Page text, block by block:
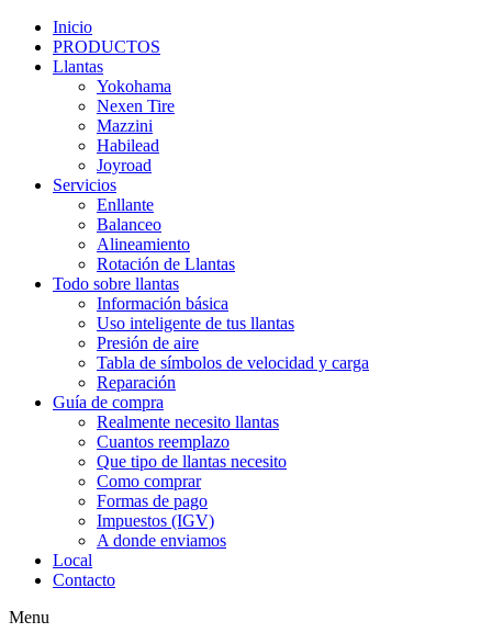
Inicio
PRODUCTOS
Llantas
Yokohama
Nexen Tire
Mazzini
Habilead
Joyroad
Servicios
Enllante
Balanceo
Alineamiento
Rotación de Llantas
Todo sobre llantas
Información básica
Uso inteligente de tus llantas
Presión de aire
Tabla de símbolos de velocidad y carga
Reparación
Guía de compra
Realmente necesito llantas
Cuantos reemplazo
Que tipo de llantas necesito
Como comprar
Formas de pago
Impuestos (IGV)
A donde enviamos
Local
Contacto
Menu